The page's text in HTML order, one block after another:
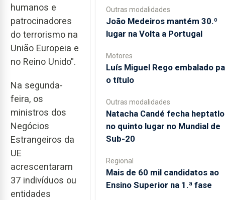
humanos e
patrocinadores
do terrorismo na
União Europeia e
no Reino Unido".
Na segunda-
feira, os
ministros dos
Negócios
Estrangeiros da
UE
acrescentaram
37 indivíduos ou
entidades
Outras modalidades
João Medeiros mantém 30.º
lugar na Volta a Portugal
Motores
Luís Miguel Rego embalado
o título
Outras modalidades
Natacha Candé fecha heptatlo
no quinto lugar no Mundial de
Sub-20
Regional
Mais de 60 mil candidatos ao
Ensino Superior na 1.ª fase